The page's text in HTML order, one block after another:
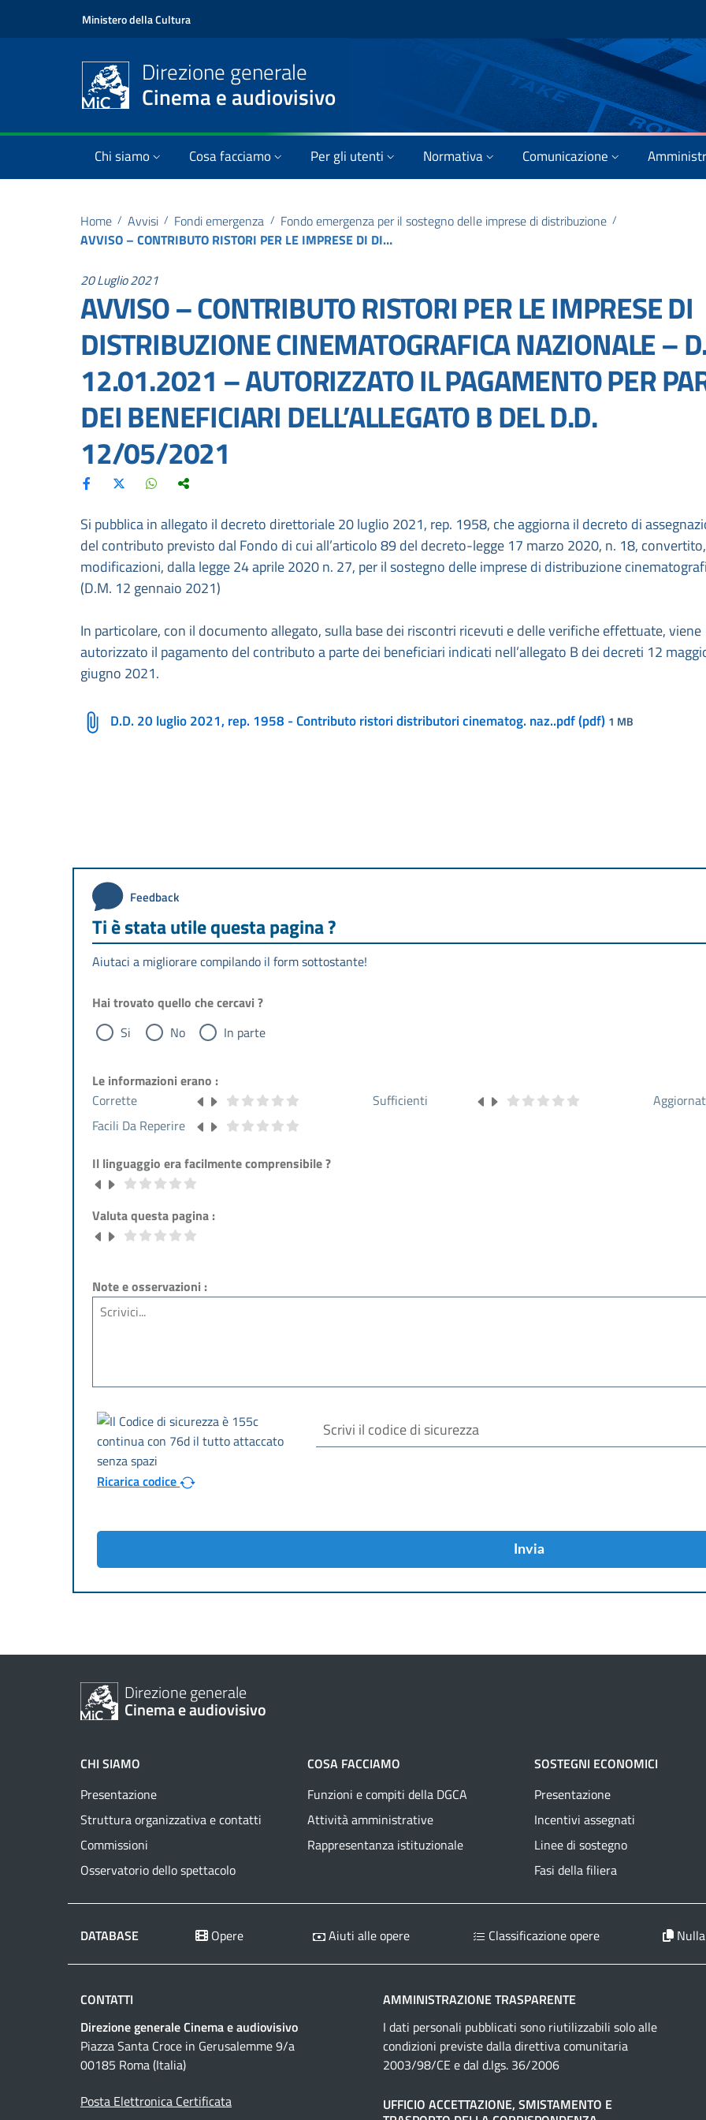
Ministero della Cultura
Direzione generale
Cinema e audiovisivo
Chi siamo Cosa facciamo Per gli utenti Normativa Comunicazione
Home / Avvisi / Fondi emergenza / Fondo emergenza per il sostegno delle imprese di distribuzione /
AVVISO – CONTRIBUTO RISTORI PER LE IMPRESE DI DISTRIBUZIONE CINEMATOGRAFICA NAZIONALE – D.M. 12.01.2021 – AUTORIZZATO IL PAGAMENTO PER PARTE DEI BENEFICIARI DELL’ALLEGATO B DEL D.D. 12/05/2021
20 Luglio 2021
AVVISO – CONTRIBUTO RISTORI PER LE IMPRESE DI
DISTRIBUZIONE CINEMATOGRAFICA NAZIONALE –
12.01.2021 – AUTORIZZATO IL PAGAMENTO PER
DEI BENEFICIARI DELL’ALLEGATO B DEL D.D.
12/05/2021
Si pubblica in allegato il decreto direttoriale 20 luglio 2021, rep. 1958, che aggiorna il decreto di
del contributo previsto dal Fondo di cui all’articolo 89 del decreto-legge 17 marzo 2020, n. 18,
modificazioni, dalla legge 24 aprile 2020 n. 27, per il sostegno delle imprese di distribuzione
(D.M. 12 gennaio 2021)
In particolare, con il documento allegato, sulla base dei riscontri ricevuti e delle verifiche effettuate, viene
autorizzato il pagamento del contributo a parte dei beneficiari indicati nell’allegato B dei decreti 12
giugno 2021.
D.D. 20 luglio 2021, rep. 1958 - Contributo ristori distributori cinematog. naz..pdf (pdf) 1 MB
Feedback
Ti è stata utile questa pagina ?
Aiutaci a migliorare compilando il form sottostante!
Hai trovato quello che cercavi ?
Si
No In parte
Le informazioni erano :
Corrette
Sufficienti
Facili Da Reperire
Il linguaggio era facilmente comprensibile ?
Valuta questa pagina :
Note e osservazioni :
Ricarica codice
Invia
Direzione generale
Cinema e audiovisivo
CHI SIAMO
Presentazione
Struttura organizzativa e contatti
Commissioni
Osservatorio dello spettacolo
COSA FACCIAMO
Funzioni e compiti della DGCA
Attività amministrative
Rappresentanza istituzionale
SOSTEGNI ECONOMICI
Presentazione
Incentivi assegnati
Linee di sostegno
Fasi della filiera
DATABASE Opere Aiuti alle opere Classificazione opere
CONTATTI
Direzione generale Cinema e audiovisivo
Piazza Santa Croce in Gerusalemme 9/a
00185 Roma (Italia)
Posta Elettronica Certificata
AMMINISTRAZIONE TRASPARENTE
I dati personali pubblicati sono riutilizzabili solo alle
condizioni previste dalla direttiva comunitaria
2003/98/CE e dal d.lgs. 36/2006
UFFICIO ACCETTAZIONE, SMISTAMENTO E